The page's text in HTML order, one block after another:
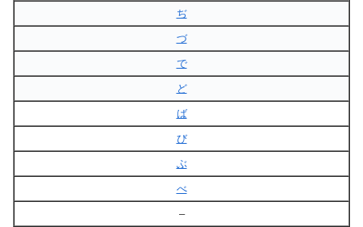
ぢ
づ
で
ど
ば
び
ぶ
べ
–